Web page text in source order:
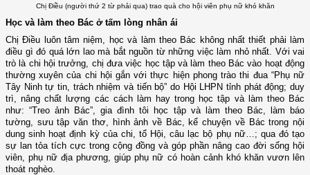
Chị Điều (người thứ 2 từ phải qua) trao quà cho hội viên phụ nữ khó khăn
Học và làm theo Bác ở tấm lòng nhân ái
Chị Điều luôn tâm niệm, học và làm theo Bác không nhất thiết phải làm
điều gì đó quá lớn lao mà bắt nguồn từ những việc làm nhỏ nhất. Với vai
trò là chi hội trưởng, chị đưa việc học tập và làm theo Bác vào hoạt động
thường xuyên của chi hội gắn với thực hiện phong trào thi đua “Phụ nữ
Tây Ninh tự tin, trách nhiệm và tiến bộ” do Hội LHPN tỉnh phát động; duy
trì, nâng chất lượng các cách làm hay trong học tập và làm theo Bác
như: “Treo ảnh Bác”, gia đình tôi học tập và làm theo Bác, làm báo
tường, sưu tập văn thơ, hình ảnh về Bác, kể chuyện về Bác trong nội
dung sinh hoạt định kỳ của chi, tổ Hội, câu lạc bộ phụ nữ…; qua đó tạo
sự lan tỏa tích cực trong cộng đồng và góp phần nâng cao đời sống hội
viên, phụ nữ địa phương, giúp phụ nữ có hoàn cảnh khó khăn vươn lên
thoát nghèo.